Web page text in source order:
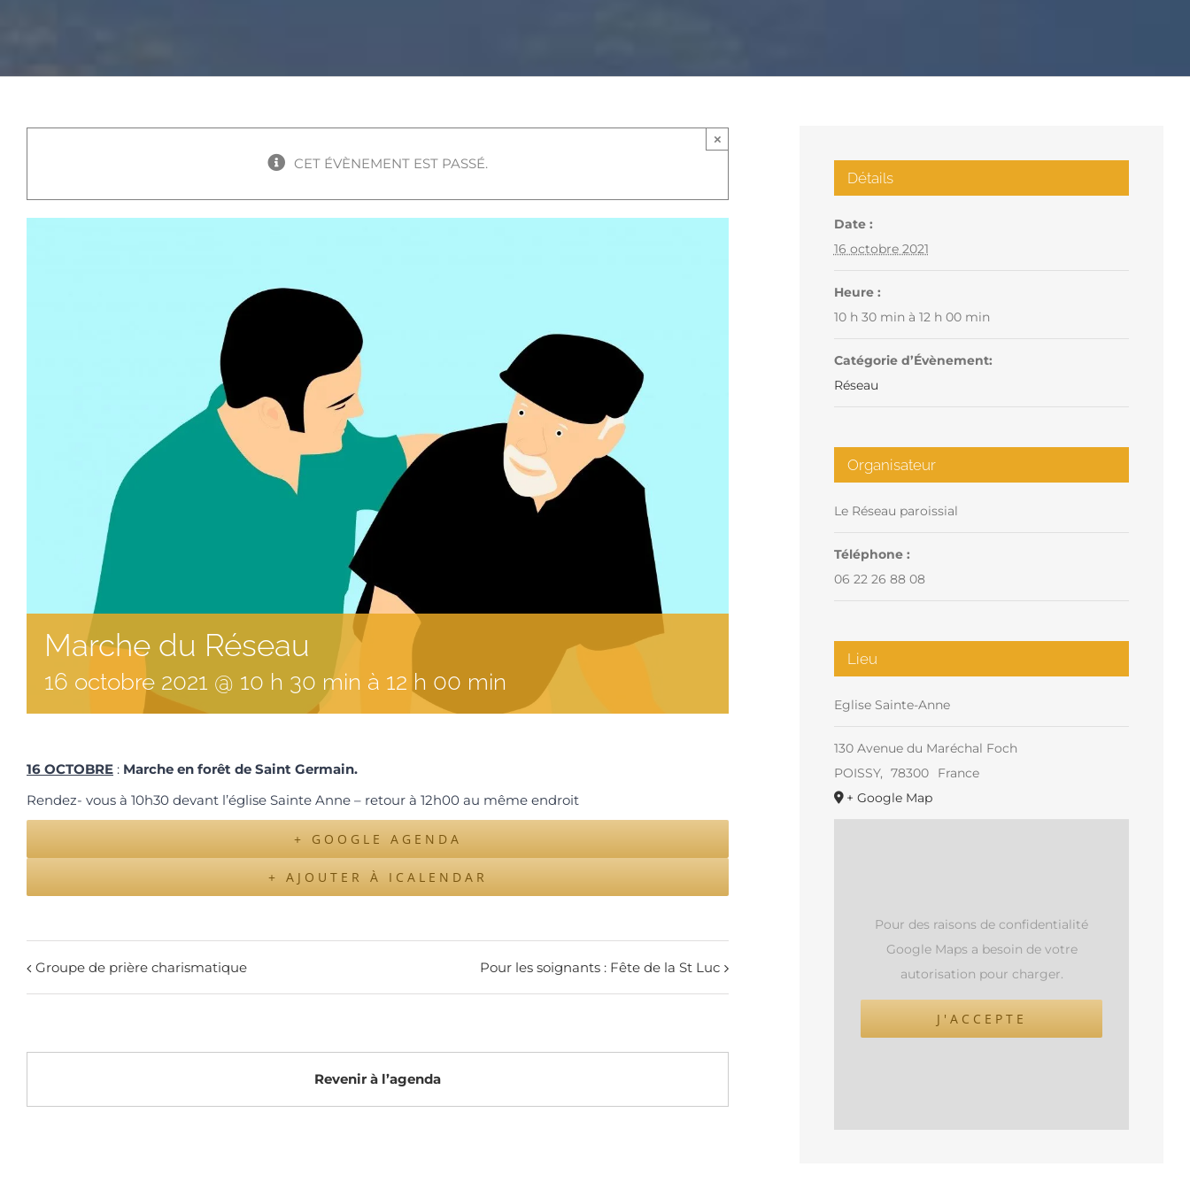
CET ÉVÈNEMENT EST PASSÉ.
×
Marche du Réseau
16 octobre 2021 @ 10 h 30 min à 12 h 00 min
16 OCTOBRE : Marche en forêt de Saint Germain.
Rendez- vous à 10h30 devant l’église Sainte Anne – retour à 12h00 au même endroit
+ GOOGLE AGENDA
+ AJOUTER À ICALENDAR
Groupe de prière charismatique Pour les soignants : Fête de la St Luc
Revenir à l’agenda
Détails
Date :
16 octobre 2021
Heure :
10 h 30 min à 12 h 00 min
Catégorie d’Évènement:
Réseau
Organisateur
Le Réseau paroissial
Téléphone :
06 22 26 88 08
Lieu
Eglise Sainte-Anne
130 Avenue du Maréchal Foch
POISSY, 78300
France
+ Google Map
Pour des raisons de confidentialité
Google Maps a besoin de votre
autorisation pour charger.
J'ACCEPTE